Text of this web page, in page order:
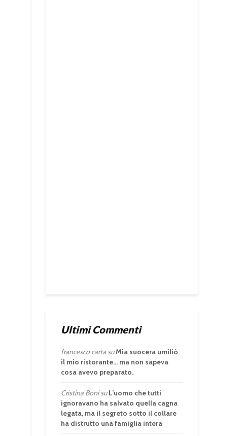
Ultimi Commenti
francesco cartasuMia suocera umiliò
il mio ristorante… ma non sapeva
cosa avevo preparato.
Cristina BonisuL’uomo che tutti
ignoravano ha salvato quella cagna
legata, ma il segreto sotto il collare
ha distrutto una famiglia intera